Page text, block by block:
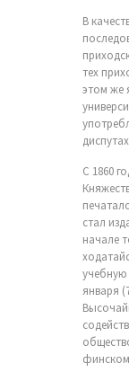
В
тех
этом же
С 1860
стал
начале
учебную
января